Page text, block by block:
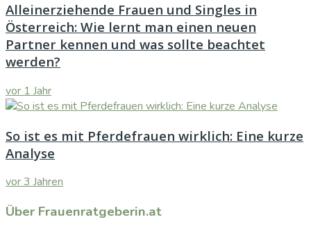
Alleinerziehende Frauen und Singles in
Österreich: Wie lernt man einen neuen
Partner kennen und was sollte beachtet
werden?
vor 1 Jahr
So ist es mit Pferdefrauen wirklich: Eine kurze
Analyse
vor 3 Jahren
Über Frauenratgeberin.at